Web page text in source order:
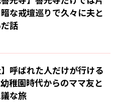
な戒壇巡りで久々に夫と
話
】呼ばれた人だけが行ける
稚園時代からのママ友と
な旅